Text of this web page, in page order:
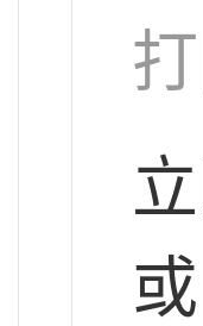
或